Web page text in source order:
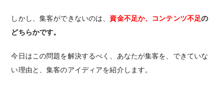
しかし、集客ができないのは、 資金不足か、コンテンツ不足の
どちらかです。
今日はこの問題を解決するべく、あなたが集客を、できていな
い理由と、集客のアイディアを紹介します。